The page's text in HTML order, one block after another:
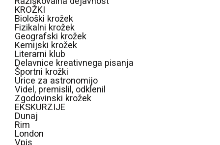
KROŽKI
Biološki krožek
Fizikalni krožek
Geografski krožek
Kemijski krožek
Literarni klub
Delavnice kreativnega pisanja
Športni krožki
Urice za astronomijo
Videl, premislil, odklenil
Zgodovinski krožek
EKSKURZIJE
Dunaj
Rim
London
Vpis